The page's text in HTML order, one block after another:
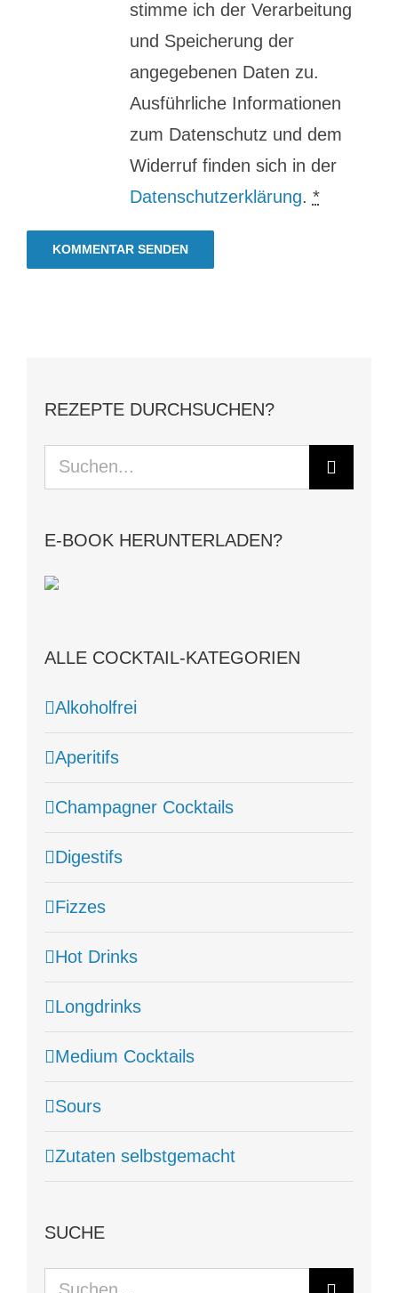
stimme ich der Verarbeitung
und Speicherung der
angegebenen Daten zu.
Ausführliche Informationen
zum Datenschutz und dem
Widerruf finden sich in der
Datenschutzerklärung. *
REZEPTE DURCHSUCHEN?
Suche
nach:
E-BOOK HERUNTERLADEN?
ALLE COCKTAIL-KATEGORIEN
Alkoholfrei
Aperitifs
Champagner Cocktails
Digestifs
Fizzes
Hot Drinks
Longdrinks
Medium Cocktails
Sours
Zutaten selbstgemacht
SUCHE
Suche